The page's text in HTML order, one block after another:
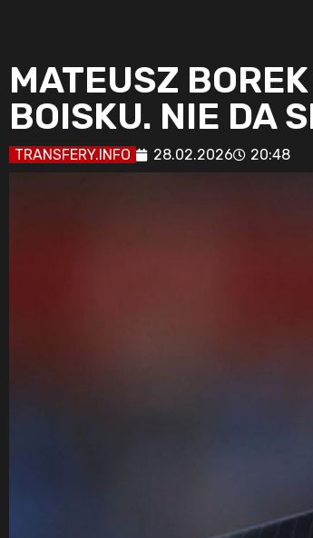
MATEUSZ
BOISKU. NIE DA
TRANSFERY.INFO 28.02.2026 20:48